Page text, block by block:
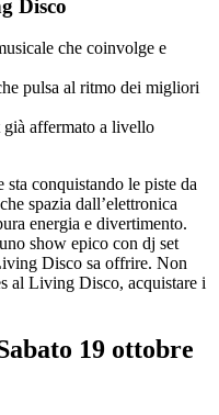
Disco
che coinvolge e
pulsa al ritmo dei migliori
affermato a livello
conquistando le piste da
spazia dall’elettronica
energia e divertimento.
show epico con dj set
Disco sa offrire. Non
al Living Disco, acquistare i
19 ottobre